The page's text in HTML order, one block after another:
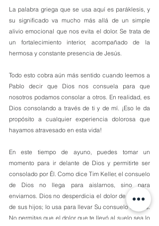
La palabra griega que se usa aquí es paráklesis, y
su significado va mucho más allá de un simple
alivio emocional que nos evita el dolor. Se trata de
un fortalecimiento interior, acompañado de la
hermosa y constante presencia de Jesús.
Todo esto cobra aún más sentido cuando leemos a
Pablo decir que Dios nos consuela para que
nosotros podamos consolar a otros. En realidad, es
Dios consolando a través de ti y de mí. ¡Eso le da
propósito a cualquier experiencia dolorosa que
hayamos atravesado en esta vida!
En este tiempo de ayuno, puedes tomar un
momento para ir delante de Dios y permitirte ser
consolado por Él. Como dice Tim Keller, el consuelo
de Dios no llega para aislarnos, sino para
enviarnos. Dios no desperdicia el dolor de ninguno
de sus hijos; lo usa para llevar Su consuelo a otros.
No permitas que el dolor que te llevó al suelo sea lo